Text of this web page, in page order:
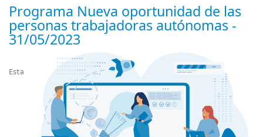
Programa Nueva oportunidad de las
personas trabajadoras autónomas -
31/05/2023
Esta